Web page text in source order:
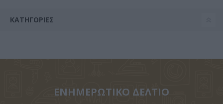
ΚΑΤΗΓΟΡΊΕΣ
ΕΝΗΜΕΡΩΤΙΚΌ ΔΕΛΤΊΟ